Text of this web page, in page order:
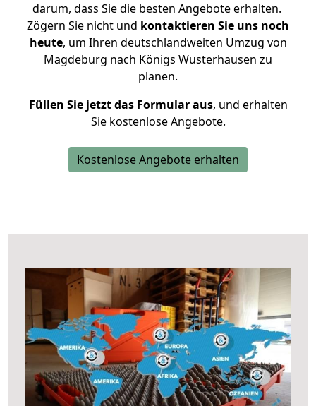
darum, dass Sie die besten Angebote erhalten.
Zögern Sie nicht und kontaktieren Sie uns noch
heute, um Ihren deutschlandweiten Umzug von
Magdeburg nach Königs Wusterhausen zu
planen.
Füllen Sie jetzt das Formular aus, und erhalten
Sie kostenlose Angebote.
Kostenlose Angebote erhalten